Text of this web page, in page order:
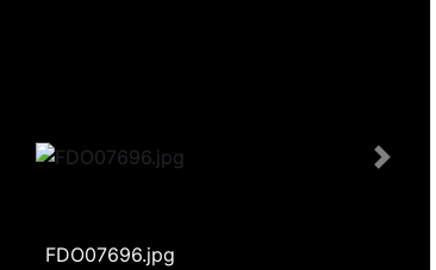
FDO07696.jpg
Next